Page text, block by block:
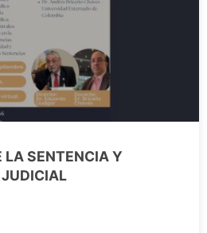
LA SENTENCIA Y